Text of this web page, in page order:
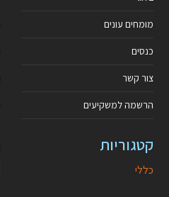
מומחים עונים
כנסים
צור קשר
הרשמה למשקיעים
קטגוריות
כללי